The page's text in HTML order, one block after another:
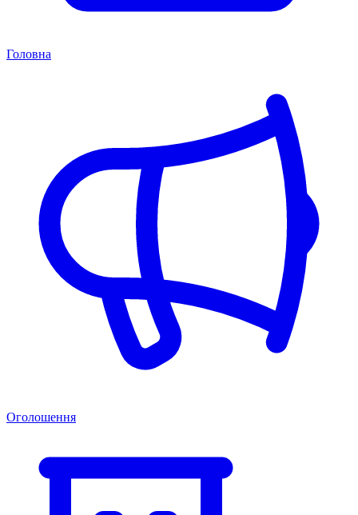
Головна
Оголошення